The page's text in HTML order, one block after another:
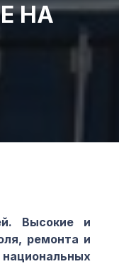
НА
Высокие и
ремонта и